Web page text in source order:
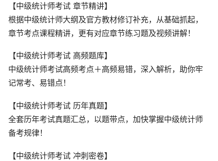
【中级统计师考试 章节精讲】
根据中级统计师大纲及官方教材修订补充，从基础抓起，
章节考点课程精讲，更有对应章节练习题及视频讲解！
【中级统计师考试 高频题库】
中级统计师考试高频考点＋高频易错，深入解析，助你牢
记常考、易错点！
【中级统计师考试 历年真题】
全套历年考试真题汇总，以题带点，加快掌握中级统计师
备考规律！
【中级统计师考试 冲刺密卷】